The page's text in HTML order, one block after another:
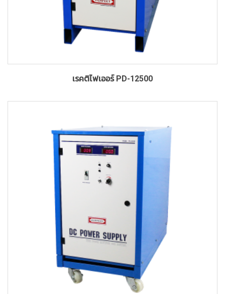
เรคติไฟเออร์ PD-12500